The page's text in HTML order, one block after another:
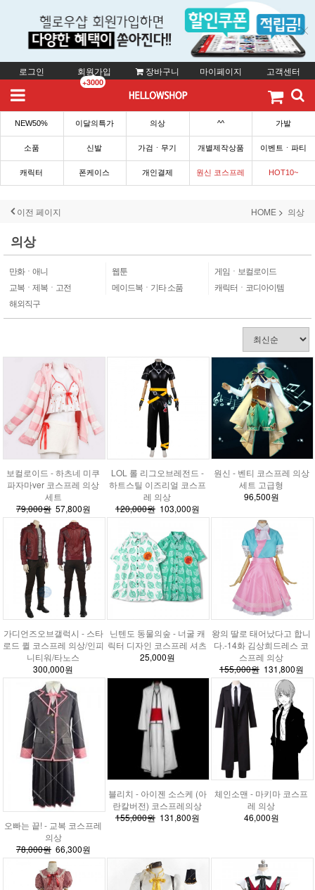
로그인 회원가입
+3000
장바구니 마이페이지 고객센터
NEW50% 이달의특가 의상 ^^ 가발
소품 신발 가검ㆍ무기 개별제작상품 이벤트ㆍ파티
캐릭터 폰케이스 개인결제 원신 코스프레 HOT10~
이전 페이지 HOME 의상
의상
만화ㆍ애니 웹툰
게임ㆍ보컬로이드
교복ㆍ제복ㆍ고전
메이드복ㆍ기타 소품
캐릭터ㆍ코디아이템
해외직구
보컬로이드 - 하츠네 미쿠
파자마ver 코스프레 의상
세트
79,000원57,800원
LOL 롤 리그오브레전드 -
하트스틸 이즈리얼 코스프
레 의상
120,000원103,000원
원신 - 벤티 코스프레 의상
세트 고급형
96,500원
가디언즈오브갤럭시 - 스타
로드 퀼 코스프레 의상/인피
니티워/타노스
300,000원
닌텐도 동물의숲 - 너굴 캐
릭터 디자인 코스프레 셔츠
25,000원
왕의 딸로 태어났다고 합니
다.-14화 김상희드레스 코
스프레 의상
155,000원131,800원
오빠는 끝! - 교복 코스프레
의상
78,000원66,300원
블리치 - 아이젠 소스케 (아
란칼버전) 코스프레의상
155,000원131,800원
체인소맨 - 마키마 코스프
레 의상
46,000원